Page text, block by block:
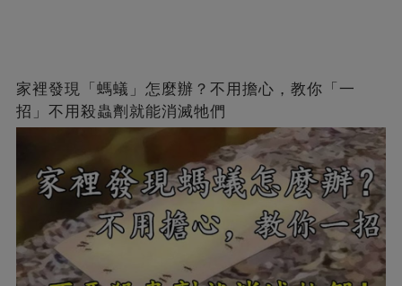
家裡發現「螞蟻」怎麼辦？不用擔心，教你「一
招」不用殺蟲劑就能消滅牠們